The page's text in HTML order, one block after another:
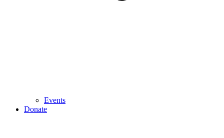
Events
Donate